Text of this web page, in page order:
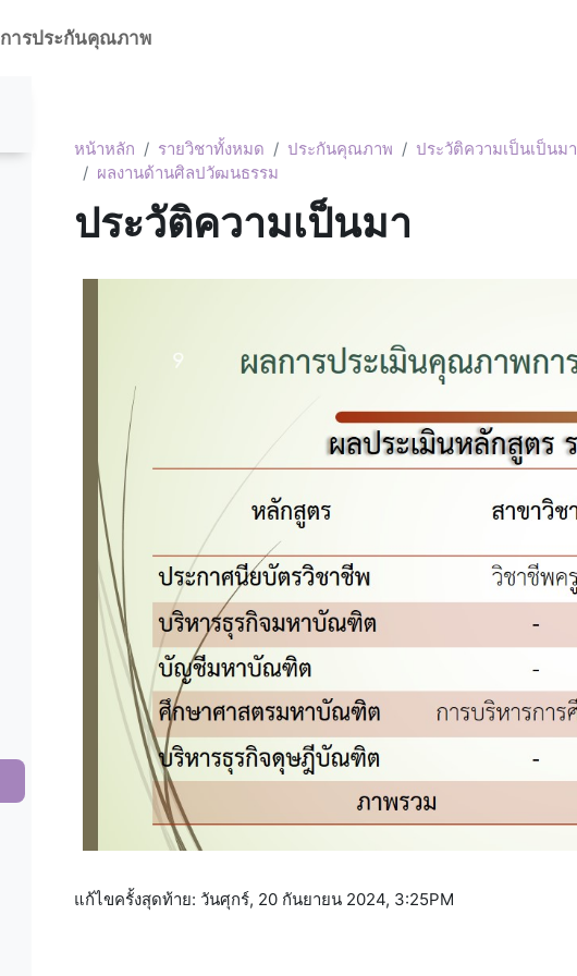
การประกันคุณภาพ
หน้าหลัก รายวิชาทั้งหมด ประกันคุณภาพ ประวัติความเป็นเป็นมา
ผลงานด้านศิลปวัฒนธรรม
ประวัติความเป็นมา
แก้ไขครั้งสุดท้าย: วันศุกร์, 20 กันยายน 2024, 3:25PM